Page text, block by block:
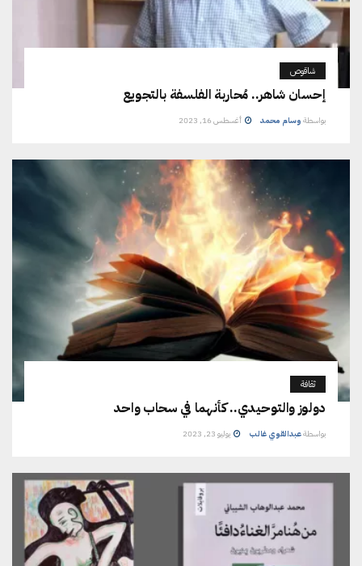
شاقوص
إحسان شاهر.. مُحاربة الفلسفة بالتجويع
بواسطة وسام محمد أغسطس 16, 2023
ثقافة
دولوز والتوحيدي.. كأنهما في سحاب واحد
بواسطةعبدالقوي غالب يوليو 23, 2023